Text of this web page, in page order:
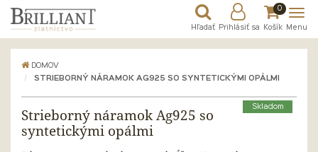
Hľadať Prihlásiť sa
0
Košík Menu
DOMOV
STRIEBORNÝ NÁRAMOK AG925 SO SYNTETICKÝMI OPÁLMI
Skladom
Strieborný náramok Ag925 so
syntetickými opálmi